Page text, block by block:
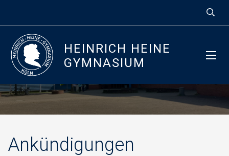
HEINRICH HEINE
GYMNASIUM
Herausforderungen annehmen, Haltung
entwickeln, Gemeinschaft stärken
Ankündigungen